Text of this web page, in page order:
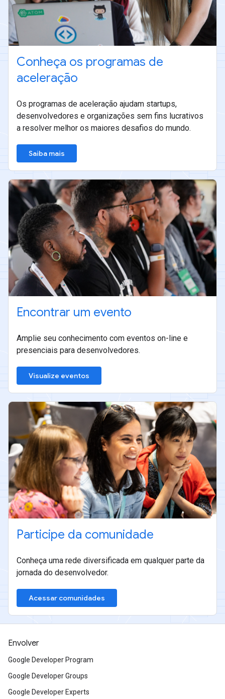
Conheça os programas de
aceleração
Os programas de aceleração ajudam startups,
desenvolvedores e organizações sem fins lucrativos
a resolver melhor os maiores desafios do mundo.
Saiba mais
Encontrar um evento
Amplie seu conhecimento com eventos on-line e
presenciais para desenvolvedores.
Visualize eventos
Participe da comunidade
Conheça uma rede diversificada em qualquer parte da
jornada do desenvolvedor.
Acessar comunidades
Envolver
Google Developer Program
Google Developer Groups
Google Developer Experts